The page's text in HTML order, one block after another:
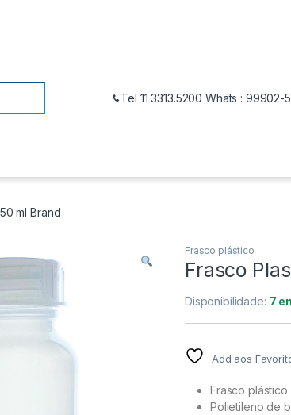
Tel 11 3313.5200 Whats : 99902-
ml Brand
Frasco plástico
Frasco
Disponibilidade: 7
Add aos
Frasco plástico
Polietileno de